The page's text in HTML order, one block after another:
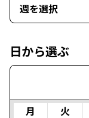
週を選択
日から選ぶ
月 火